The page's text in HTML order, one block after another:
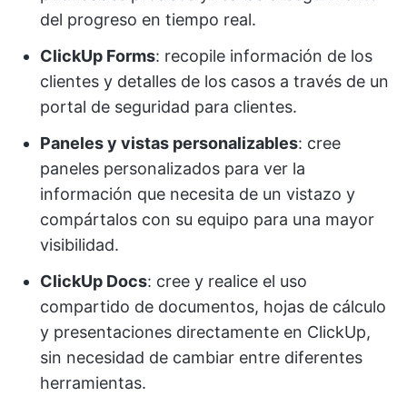
del progreso en tiempo real.
ClickUp Forms: recopile información de los
clientes y detalles de los casos a través de un
portal de seguridad para clientes.
Paneles y vistas personalizables: cree
paneles personalizados para ver la
información que necesita de un vistazo y
compártalos con su equipo para una mayor
visibilidad.
ClickUp Docs: cree y realice el uso
compartido de documentos, hojas de cálculo
y presentaciones directamente en ClickUp,
sin necesidad de cambiar entre diferentes
herramientas.